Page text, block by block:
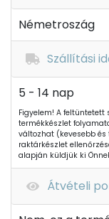
Németroszág
Szállítási
5 - 14 nap
Figyelem! A
termékkészlet
változhat (kevesebb
raktárkészlet
alapján küldjük ki
Átvételi